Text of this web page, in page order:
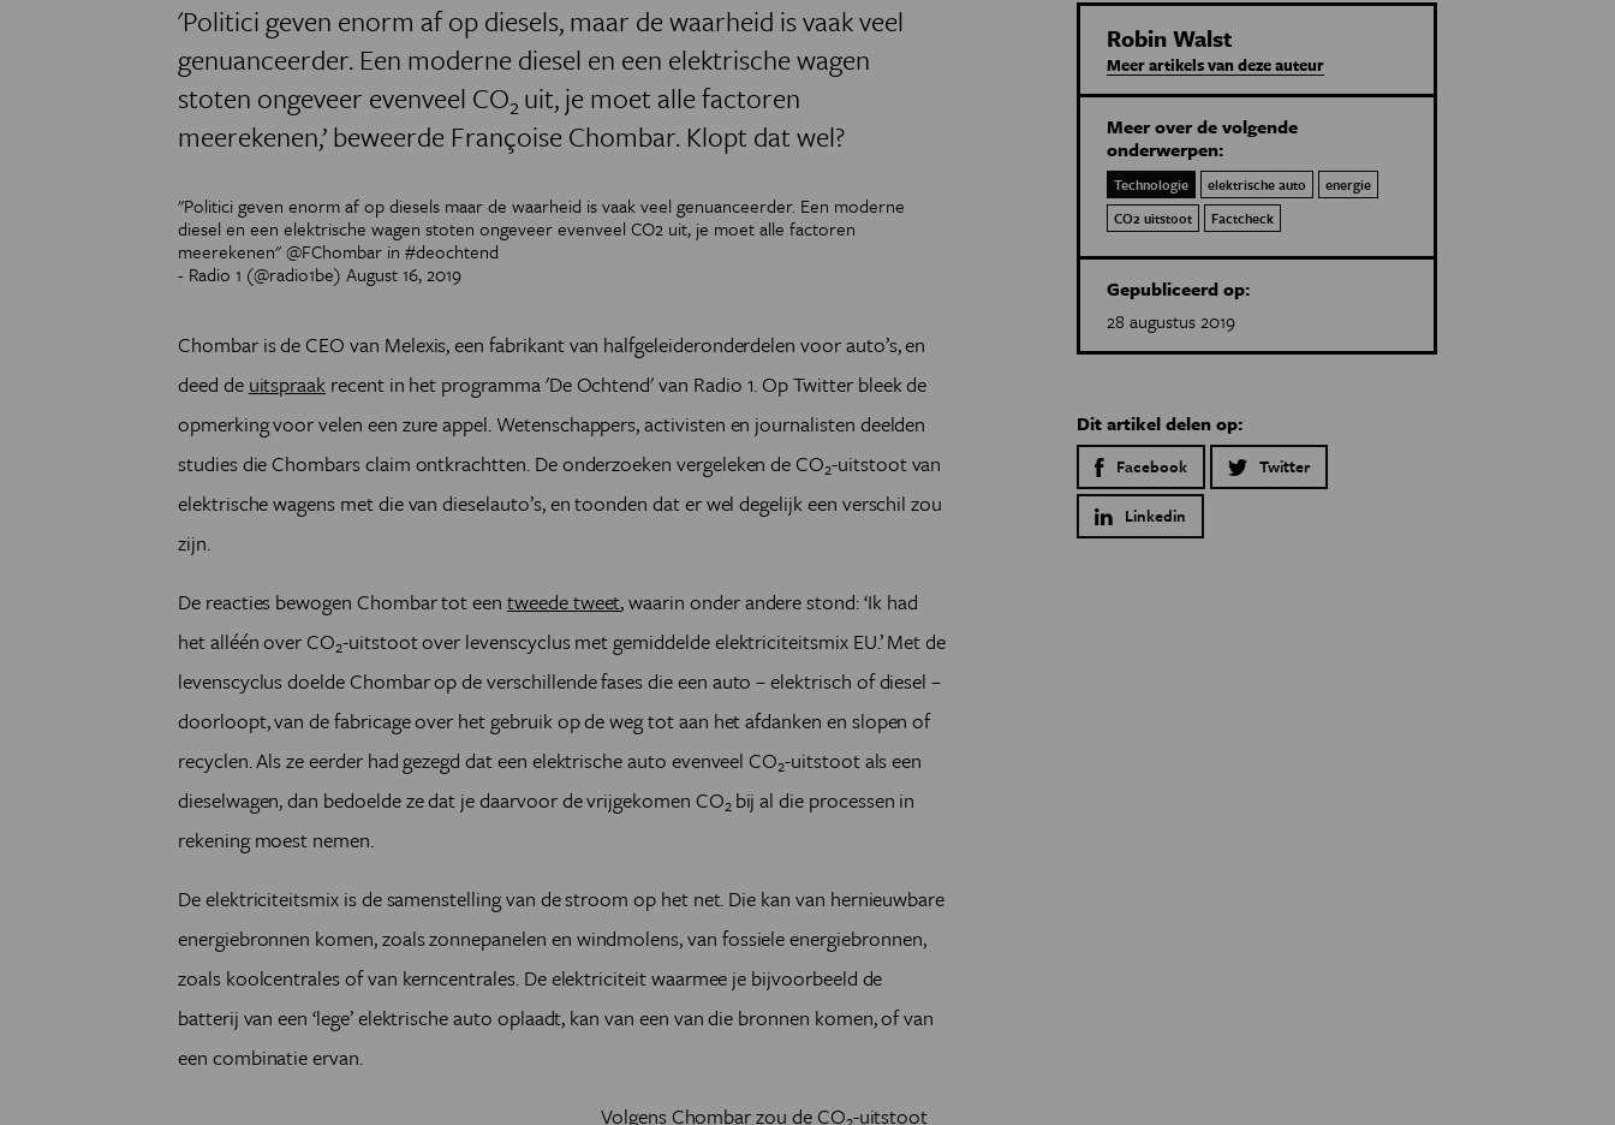
'Politici geven enorm af op diesels, maar de waarheid is vaak veel
genuanceerder. Een moderne diesel en een elektrische wagen
stoten ongeveer evenveel CO2 uit, je moet alle factoren
meerekenen,’ beweerde Françoise Chombar. Klopt dat wel?
"Politici geven enorm af op diesels maar de waarheid is vaak veel genuanceerder. Een moderne
diesel en een elektrische wagen stoten ongeveer evenveel CO2 uit, je moet alle factoren
meerekenen"@FChombar in #deochtend
- Radio 1 (@radio1be) August 16, 2019
Chombar is de CEO van Melexis, een fabrikant van halfgeleideronderdelen voor auto’s, en
deed de uitspraak recent in het programma 'De Ochtend' van Radio 1. Op Twitter bleek de
opmerking voor velen een zure appel. Wetenschappers, activisten en journalisten deelden
studies die Chombars claim ontkrachtten. De onderzoeken vergeleken de CO2-uitstoot van
elektrische wagens met die van dieselauto’s, en toonden dat er wel degelijk een verschil zou
zijn.
De reacties bewogen Chombar tot eentweede tweet, waarin onder andere stond: ‘Ik had
het alléén over CO2-uitstoot over levenscyclus met gemiddelde elektriciteitsmix EU.’ Met de
levenscyclus doelde Chombar op de verschillende fases die een auto – elektrisch of diesel –
doorloopt, van de fabricage over het gebruik op de weg tot aan het afdanken en slopen of
recyclen. Als ze eerder had gezegd dat een elektrische auto evenveel CO2-uitstoot als een
dieselwagen, dan bedoelde ze dat je daarvoor de vrijgekomen CO2 bij al die processen in
rekening moest nemen.
De elektriciteitsmix is de samenstelling van de stroom op het net. Die kan van hernieuwbare
energiebronnen komen, zoals zonnepanelen en windmolens, van fossiele energiebronnen,
zoals koolcentrales of van kerncentrales. De elektriciteit waarmee je bijvoorbeeld de
batterij van een ‘lege’ elektrische auto oplaadt, kan van een van die bronnen komen, of van
een combinatie ervan.
Volgens Chombar zou de CO -uitstoot
Robin Walst
Meer artikels van deze auteur
Meer over de volgende
onderwerpen:
Technologie elektrische auto
energie
CO2 uitstoot
Factcheck
Gepubliceerd op:
28 augustus 2019
Dit artikel delen op:
Facebook Twitter
Linkedin